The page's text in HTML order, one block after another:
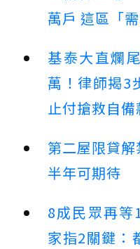
萬戶 這區「
基泰大直爛
萬！律師揭3
止付搶救自備
第二屋限貸
半年可期待
8成民眾再等
家指2關鍵：